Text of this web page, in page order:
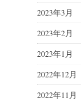
2023年3月
2023年2月
2023年1月
2022年12月
2022年11月